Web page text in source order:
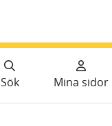
Sök Mina sidor